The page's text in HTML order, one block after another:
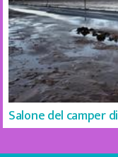
Salone del camper